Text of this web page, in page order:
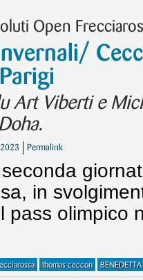
Open
Art Viberti e
Permalink
in
pass olimpico
thomas ceccon